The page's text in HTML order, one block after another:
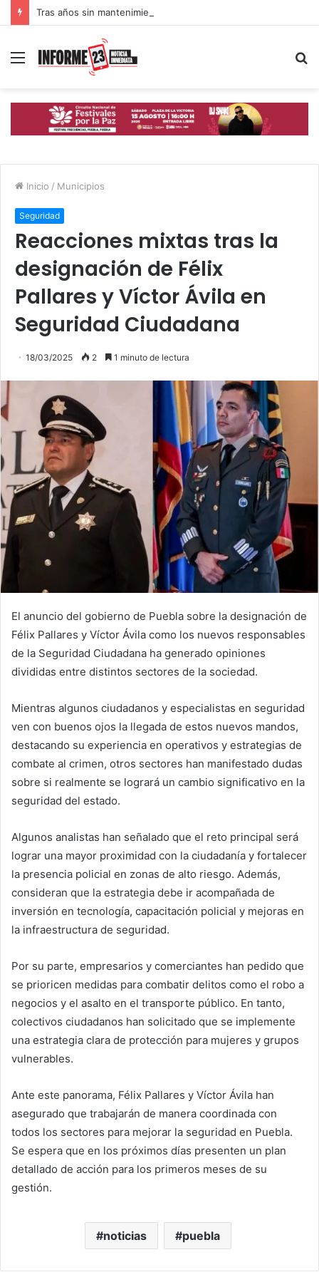
Menú
Inicio / Municipios
Seguridad
Reacciones mixtas tras la
designación de Félix
Pallares y Víctor Ávila en
Seguridad Ciudadana
18/03/2025 2 1 minuto de lectura
El anuncio del gobierno de Puebla sobre la designación de
Félix Pallares y Víctor Ávila como los nuevos responsables
de la Seguridad Ciudadana ha generado opiniones
divididas entre distintos sectores de la sociedad.
Mientras algunos ciudadanos y especialistas en seguridad
ven con buenos ojos la llegada de estos nuevos mandos,
destacando su experiencia en operativos y estrategias de
combate al crimen, otros sectores han manifestado dudas
sobre si realmente se logrará un cambio significativo en la
seguridad del estado.
Algunos analistas han señalado que el reto principal será
lograr una mayor proximidad con la ciudadanía y fortalecer
la presencia policial en zonas de alto riesgo. Además,
consideran que la estrategia debe ir acompañada de
inversión en tecnología, capacitación policial y mejoras en
la infraestructura de seguridad.
Por su parte, empresarios y comerciantes han pedido que
se prioricen medidas para combatir delitos como el robo a
negocios y el asalto en el transporte público. En tanto,
colectivos ciudadanos han solicitado que se implemente
una estrategia clara de protección para mujeres y grupos
vulnerables.
Ante este panorama, Félix Pallares y Víctor Ávila han
asegurado que trabajarán de manera coordinada con
todos los sectores para mejorar la seguridad en Puebla.
Se espera que en los próximos días presenten un plan
detallado de acción para los primeros meses de su
gestión.
noticias puebla